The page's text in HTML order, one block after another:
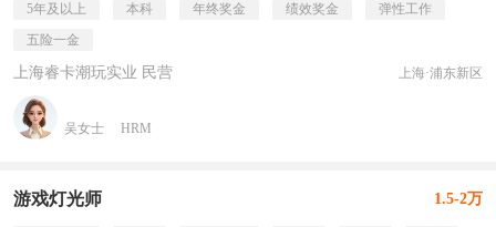
5年及以上 本科 年终奖金 绩效奖金
弹性工作
五险一金
上海睿卡潮玩实业 民营 上海·浦东新区
吴女士 HRM
游戏灯光师 1.5-2万